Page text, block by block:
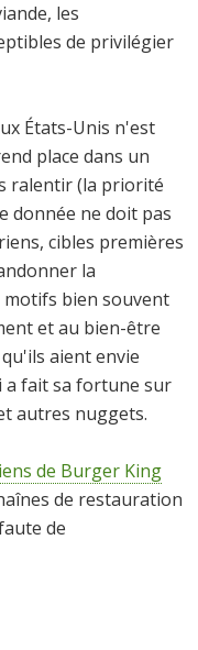
les
de privilégier
États-Unis n'est
place dans un
ralentir (la priorité
donnée ne doit pas
cibles premières
la
motifs bien souvent
et au bien-être
aient envie
a fait sa fortune sur
autres nuggets.
de Burger King
de restauration
de